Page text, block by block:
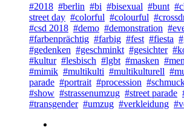
#2018 #berlin #bi #bisexual #bunt
street day #colorful #colourful
#csd 2018 #demo #demonstration
#farbenprächtig #farbig #fest #fiesta
#gedenken #geschminkt #gesichter
#kultur #lesbisch #lgbt #masken
#mimik #multikulti #multikulturell
parade #portrait #procession
#show #strassenumzug #street parade
#transgender #umzug #verkleidung